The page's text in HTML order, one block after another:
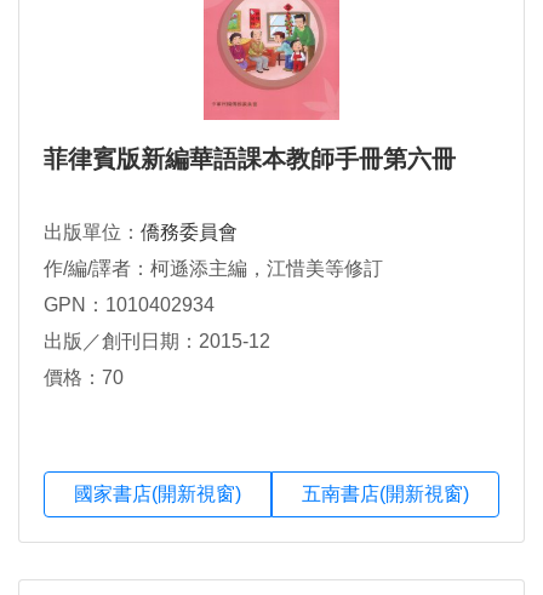
菲律賓版新編華語課本教師手冊第六冊
出版單位： 僑務委員會
作/編/譯者：柯遜添主編，江惜美等修訂
GPN：1010402934
出版／創刊日期：2015-12
價格：70
國家書店(開新視窗) 五南書店(開新視窗)